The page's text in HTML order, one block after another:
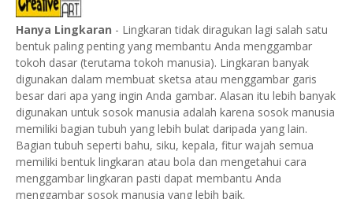
Hanya Lingkaran - Lingkaran tidak diragukan lagi salah satu
bentuk paling penting yang membantu Anda menggambar
tokoh dasar (terutama tokoh manusia). Lingkaran banyak
digunakan dalam membuat sketsa atau menggambar garis
besar dari apa yang ingin Anda gambar. Alasan itu lebih banyak
digunakan untuk sosok manusia adalah karena sosok manusia
memiliki bagian tubuh yang lebih bulat daripada yang lain.
Bagian tubuh seperti bahu, siku, kepala, fitur wajah semua
memiliki bentuk lingkaran atau bola dan mengetahui cara
menggambar lingkaran pasti dapat membantu Anda
menggambar sosok manusia yang lebih baik.